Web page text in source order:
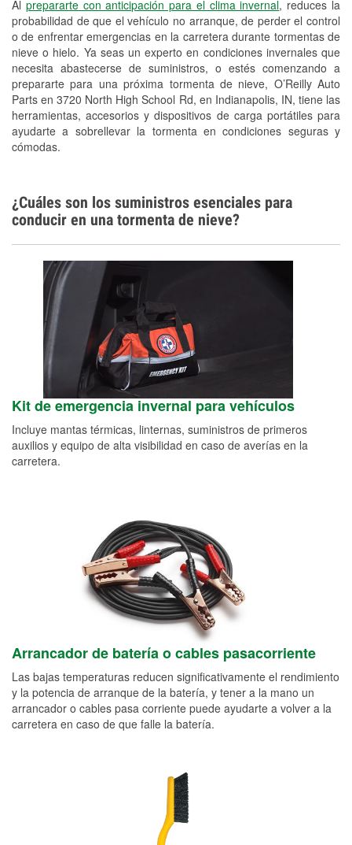
Al prepararte con anticipación para el clima invernal, reduces la
probabilidad de que el vehículo no arranque, de perder el control
o de enfrentar emergencias en la carretera durante tormentas de
nieve o hielo. Ya seas un experto en condiciones invernales que
necesita abastecerse de suministros, o estés comenzando a
prepararte para una próxima tormenta de nieve, O’Reilly Auto
Parts en 3720 North High School Rd, en Indianapolis, IN, tiene las
herramientas, accesorios y dispositivos de carga portátiles para
ayudarte a sobrellevar la tormenta en condiciones seguras y
cómodas.
Snowstorm Supplies
Tornado Supplies
Conoce más
¿Cuáles son los suministros esenciales para
conducir en una tormenta de nieve?
Kit de emergencia invernal para vehículos
Incluye mantas térmicas, linternas, suministros de primeros
auxilios y equipo de alta visibilidad en caso de averías en la
carretera.
Arrancador de batería o cables pasacorriente
Las bajas temperaturas reducen significativamente el rendimiento
y la potencia de arranque de la batería, y tener a la mano un
arrancador o cables pasa corriente puede ayudarte a volver a la
carretera en caso de que falle la batería.